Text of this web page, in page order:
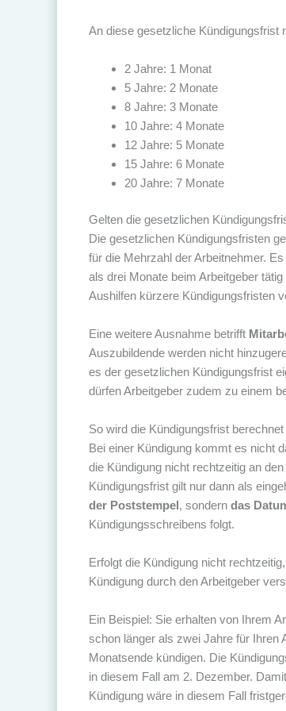
An diese gesetzliche Kündigungsfrist
2 Jahre: 1 Monat
5 Jahre: 2 Monate
8 Jahre: 3 Monate
10 Jahre: 4 Monate
12 Jahre: 5 Monate
15 Jahre: 6 Monate
20 Jahre: 7 Monate
Gelten die gesetzlichen
Die gesetzlichen Kündigungsfristen
für die Mehrzahl der Arbeitnehmer.
als drei Monate beim Arbeitgeber
Aushilfen kürzere Kündigungsfristen
Eine weitere Ausnahme betrifft
Auszubildende werden nicht
es der gesetzlichen Kündigungsfrist
dürfen Arbeitgeber zudem zu einem
So wird die Kündigungsfrist berechnet
Bei einer Kündigung kommt es nicht
die Kündigung nicht rechtzeitig an
Kündigungsfrist gilt nur dann als
der Poststempel, sondern das
Kündigungsschreibens folgt.
Erfolgt die Kündigung nicht
Kündigung durch den Arbeitgeber
Ein Beispiel: Sie erhalten von Ihrem
schon länger als zwei Jahre für Ihren
Monatsende kündigen. Die
in diesem Fall am 2. Dezember.
Kündigung wäre in diesem Fall